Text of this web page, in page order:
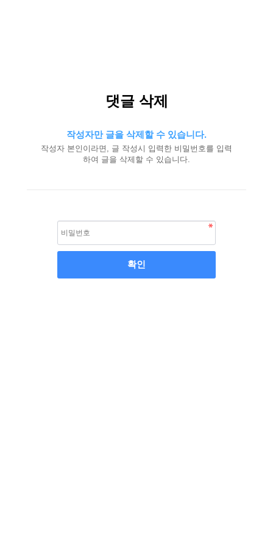
댓글 삭제
작성자만 글을 삭제할 수 있습니다.
작성자 본인이라면, 글 작성시 입력한 비밀번호를 입력
하여 글을 삭제할 수 있습니다.